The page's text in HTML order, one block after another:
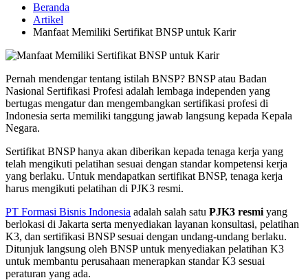
Beranda
Artikel
Manfaat Memiliki Sertifikat BNSP untuk Karir
Pernah mendengar tentang istilah BNSP? BNSP atau Badan
Nasional Sertifikasi Profesi adalah lembaga independen yang
bertugas mengatur dan mengembangkan sertifikasi profesi di
Indonesia serta memiliki tanggung jawab langsung kepada Kepala
Negara.
Sertifikat BNSP hanya akan diberikan kepada tenaga kerja yang
telah mengikuti pelatihan sesuai dengan standar kompetensi kerja
yang berlaku. Untuk mendapatkan sertifikat BNSP, tenaga kerja
harus mengikuti pelatihan di PJK3 resmi.
PT Formasi Bisnis Indonesia adalah salah satu PJK3 resmi yang
berlokasi di Jakarta serta menyediakan layanan konsultasi, pelatihan
K3, dan sertifikasi BNSP sesuai dengan undang-undang berlaku.
Ditunjuk langsung oleh BNSP untuk menyediakan pelatihan K3
untuk membantu perusahaan menerapkan standar K3 sesuai
peraturan yang ada.